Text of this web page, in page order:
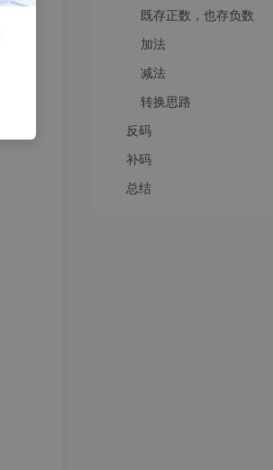
既存正数，也存负数
加法
减法
转换思路
反码
补码
总结